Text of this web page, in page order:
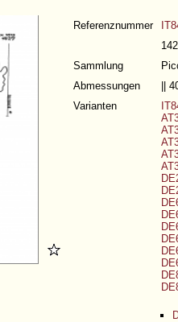
Referenznummer
Sammlung
Abmessungen
||
Varianten